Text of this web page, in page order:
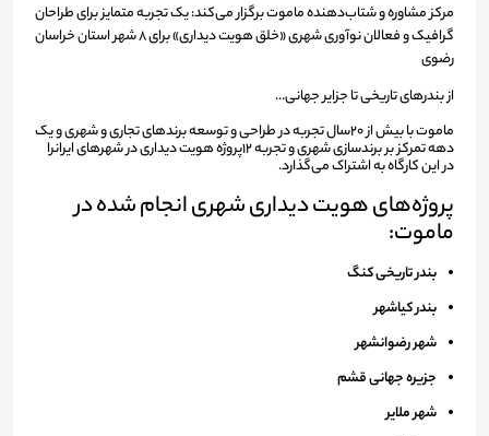
مرکز مشاوره و شتاب‌دهنده ماموت برگزار می‌کند: یک تجربه متمایز برای طراحان
گرافیک و فعالان نوآوری شهری «خلق هویت دیداری» برای ۸ شهر استان خراسان
رضوی
از بندرهای تاریخی تا جزایر جهانی...
ماموت با بیش از ۲۰سال تجربه در طراحی و توسعه برندهای تجاری و شهری و یک
دهه تمرکز بر برندسازی شهری و تجربه 12پروژه هویت دیداری در شهرهای ایرانرا
در این کارگاه به اشتراک می‌گذارد.
پروژه‌های هویت دیداری شهری انجام شده در
ماموت:
بندر تاریخی کنگ
بندر کیاشهر
شهر رضوانشهر
جزیره جهانی قشم
شهر ملایر